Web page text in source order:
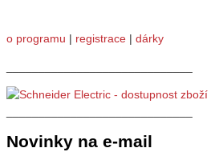
o programu | registrace | dárky
Novinky na e-mail